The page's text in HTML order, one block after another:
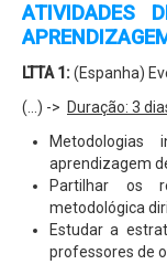
ATIVIDADES
LTTA 1:(Espanha)
(...) -> Duração: 3
Metodologias
aprendizagem
Partilhar os
metodológica
Estudar a
professores de